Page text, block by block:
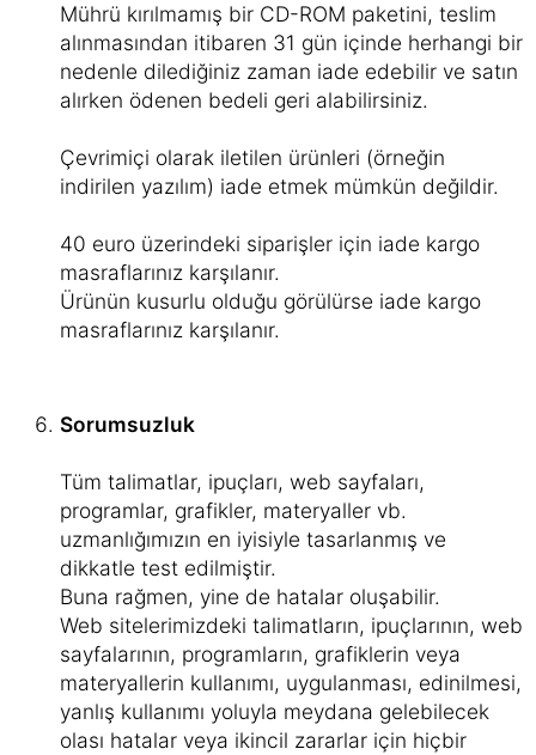
Mührü kırılmamış bir CD-ROM paketini, teslim
alınmasından itibaren 31 gün içinde herhangi bir
nedenle dilediğiniz zaman iade edebilir ve satın
alırken ödenen bedeli geri alabilirsiniz.
Çevrimiçi olarak iletilen ürünleri (örneğin
indirilen yazılım) iade etmek mümkün değildir.
40 euro üzerindeki siparişler için iade kargo
masraflarınız karşılanır.
Ürünün kusurlu olduğu görülürse iade kargo
masraflarınız karşılanır.
Sorumsuzluk
Tüm talimatlar, ipuçları, web sayfaları,
programlar, grafikler, materyaller vb.
uzmanlığımızın en iyisiyle tasarlanmış ve
dikkatle test edilmiştir.
Buna rağmen, yine de hatalar oluşabilir.
Web sitelerimizdeki talimatların, ipuçlarının, web
sayfalarının, programların, grafiklerin veya
materyallerin kullanımı, uygulanması, edinilmesi,
yanlış kullanımı yoluyla meydana gelebilecek
olası hatalar veya ikincil zararlar için hiçbir